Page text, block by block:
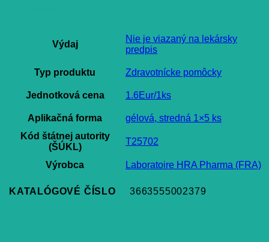
Výdaj
Nie je viazaný na lekársky
predpis
Typ produktu Zdravotnícke pomôcky
Jednotková cena 1.6Eur/1ks
Aplikačná forma
gélová, stredná 1×5 ks
Kód štátnej autority
(ŠÚKL)
T25702
Výrobca Laboratoire HRA Pharma (FRA)
KATALÓGOVÉ ČÍSLO 3663555002379